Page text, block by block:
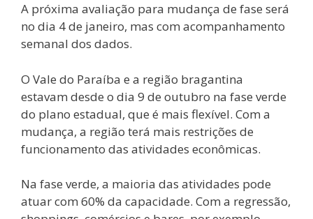
A próxima avaliação para mudança de fase será
no dia 4 de janeiro, mas com acompanhamento
semanal dos dados.
O Vale do Paraíba e a região bragantina
estavam desde o dia 9 de outubro na fase verde
do plano estadual, que é mais flexível. Com a
mudança, a região terá mais restrições de
funcionamento das atividades econômicas.
Na fase verde, a maioria das atividades pode
atuar com 60% da capacidade. Com a regressão,